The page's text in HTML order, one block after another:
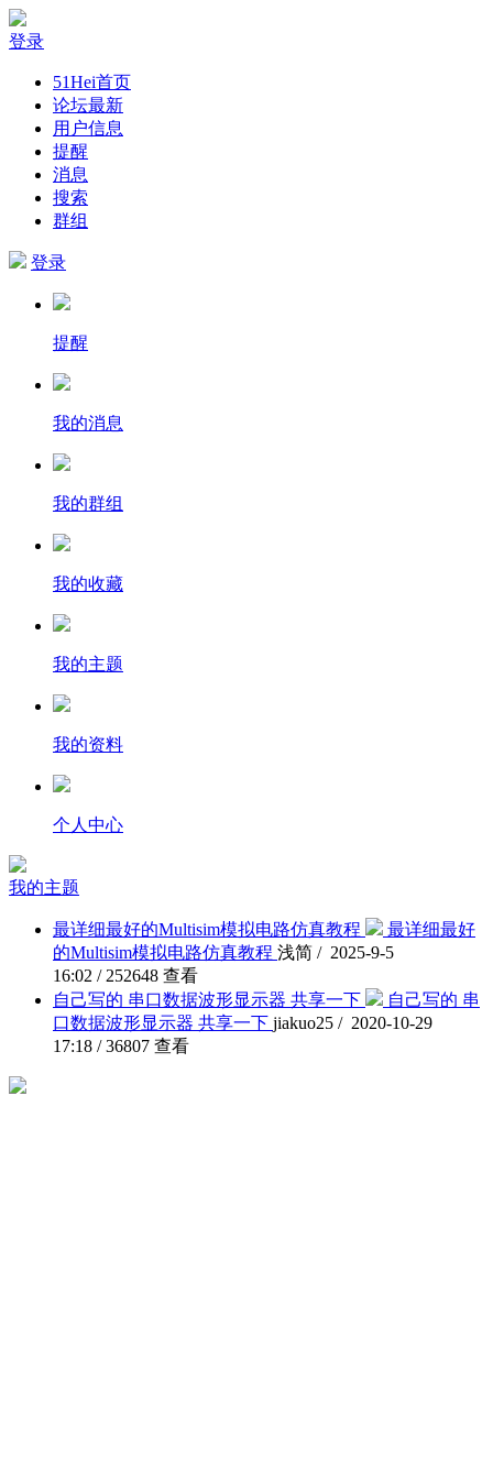
登录
51Hei首页
论坛最新
用户信息
提醒
消息
搜索
群组
登录
提醒
我的消息
我的群组
我的收藏
我的主题
我的资料
个人中心
我的主题
最详细最好的Multisim模拟电路仿真教程
最详细最好
的Multisim模拟电路仿真教程 浅简 / 2025-9-5
16:02 / 252648 查看
自己写的 串口数据波形显示器 共享一下
自己写的 串
口数据波形显示器 共享一下 jiakuo25 / 2020-10-29
17:18 / 36807 查看